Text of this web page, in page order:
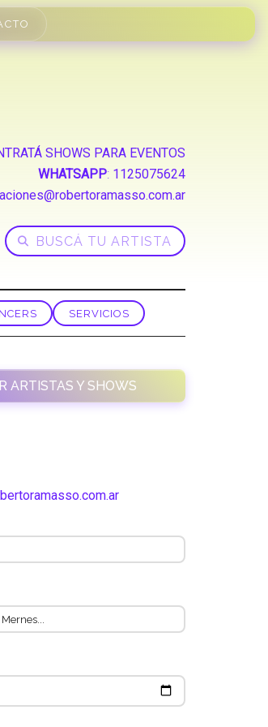
SHOWS PARA EVENTOS
WHATSAPP: 1125075624
SERVICIOS
ARTISTAS Y SHOWS